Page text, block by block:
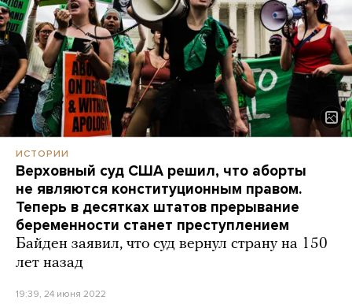
ИСТОРИИ
Верховный суд США решил, что аборты
не являются конституционным правом.
Теперь в десятках штатов прерывание
беременности станет преступлением
Байден заявил, что суд вернул страну на 150
лет назад
19:39, 24 июня 2022